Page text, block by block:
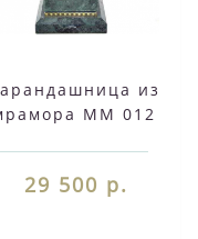
из
ММ 012
29 500 р.